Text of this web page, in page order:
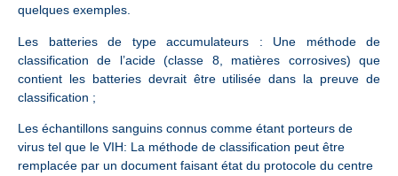
quelques exemples.
Les batteries de type accumulateurs : Une méthode de
classification de l’acide (classe 8, matières corrosives) que
contient les batteries devrait être utilisée dans la preuve de
classification ;
Les échantillons sanguins connus comme étant porteurs de
virus tel que le VIH: La méthode de classification peut être
remplacée par un document faisant état du protocole du centre